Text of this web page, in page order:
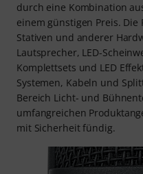
durch eine Kombination
einem günstigen Preis.
Stativen und anderer
Lautsprecher, LED-
Komplettsets und LED
Systemen, Kabeln und
Bereich Licht- und
umfangreichen
mit Sicherheit fündig.